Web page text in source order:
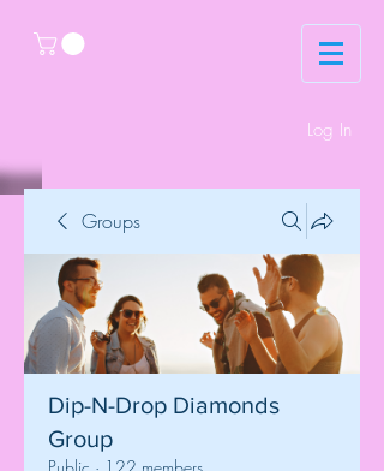
Log In
Groups
Dip-N-Drop Diamonds
Group